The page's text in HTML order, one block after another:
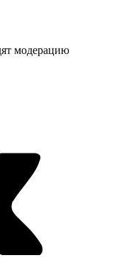
модерацию